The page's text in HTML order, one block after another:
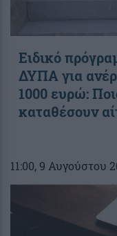
Ειδικό
ΔΥΠΑ για
1000 ευρώ:
καταθέσουν
11:00, 9 Αυγούστου